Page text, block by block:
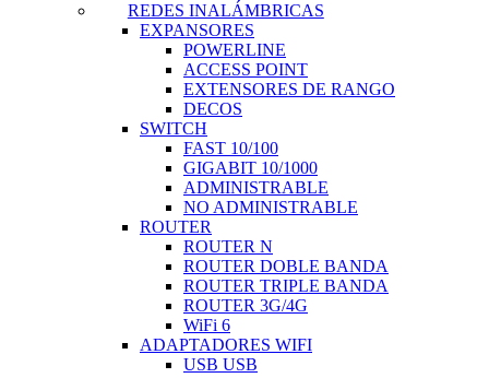
REDES INALÁMBRICAS
EXPANSORES
POWERLINE
ACCESS POINT
EXTENSORES DE RANGO
DECOS
SWITCH
FAST 10/100
GIGABIT 10/1000
ADMINISTRABLE
NO ADMINISTRABLE
ROUTER
ROUTER N
ROUTER DOBLE BANDA
ROUTER TRIPLE BANDA
ROUTER 3G/4G
WiFi 6
ADAPTADORES WIFI
USB USB